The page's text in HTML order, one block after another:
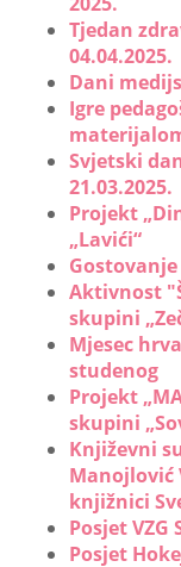
Tjedan
04.04.2025.
Dani
Igre
Svjetski
21.03.2025.
Projekt
„Lavići“
Aktivnost
skupini
Mjesec
studenog
Projekt
skupini
Književni
Manojlović
knjižnici
Posjet VZG
Posjet